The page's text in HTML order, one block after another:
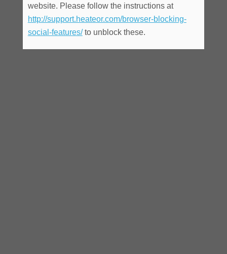
website. Please follow the instructions at
http://support.heateor.com/browser-blocking-
social-features/to unblock these.